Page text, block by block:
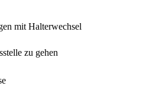
mit Halterwechsel
zu gehen